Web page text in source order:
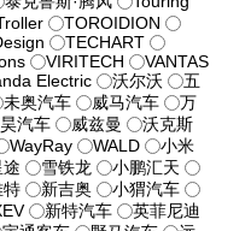
TOROIDION
TECHART
VIRITECH
VANTAS
Electric 沃尔沃
五
未奥汽车 威马汽车
万
汽车 威兹曼
沃克斯
WayRay WALD
小米
雪铁龙
小鹏汇天
特 新吉奥
小猬汽车
新特汽车
英菲尼迪